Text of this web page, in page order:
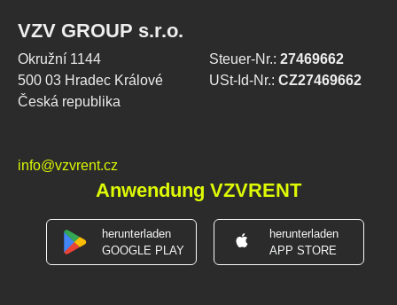
VZV GROUP s.r.o.
Okružní 1144
500 03 Hradec Králové
Česká republika
Steuer-Nr.: 27469662
USt-Id-Nr.: CZ27469662
info@vzvrent.cz
Anwendung VZVRENT
herunterladen
GOOGLE PLAY
herunterladen
APP STORE